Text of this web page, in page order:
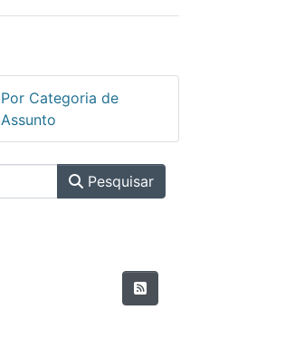
Por Categoria de
Assunto
Pesquisar